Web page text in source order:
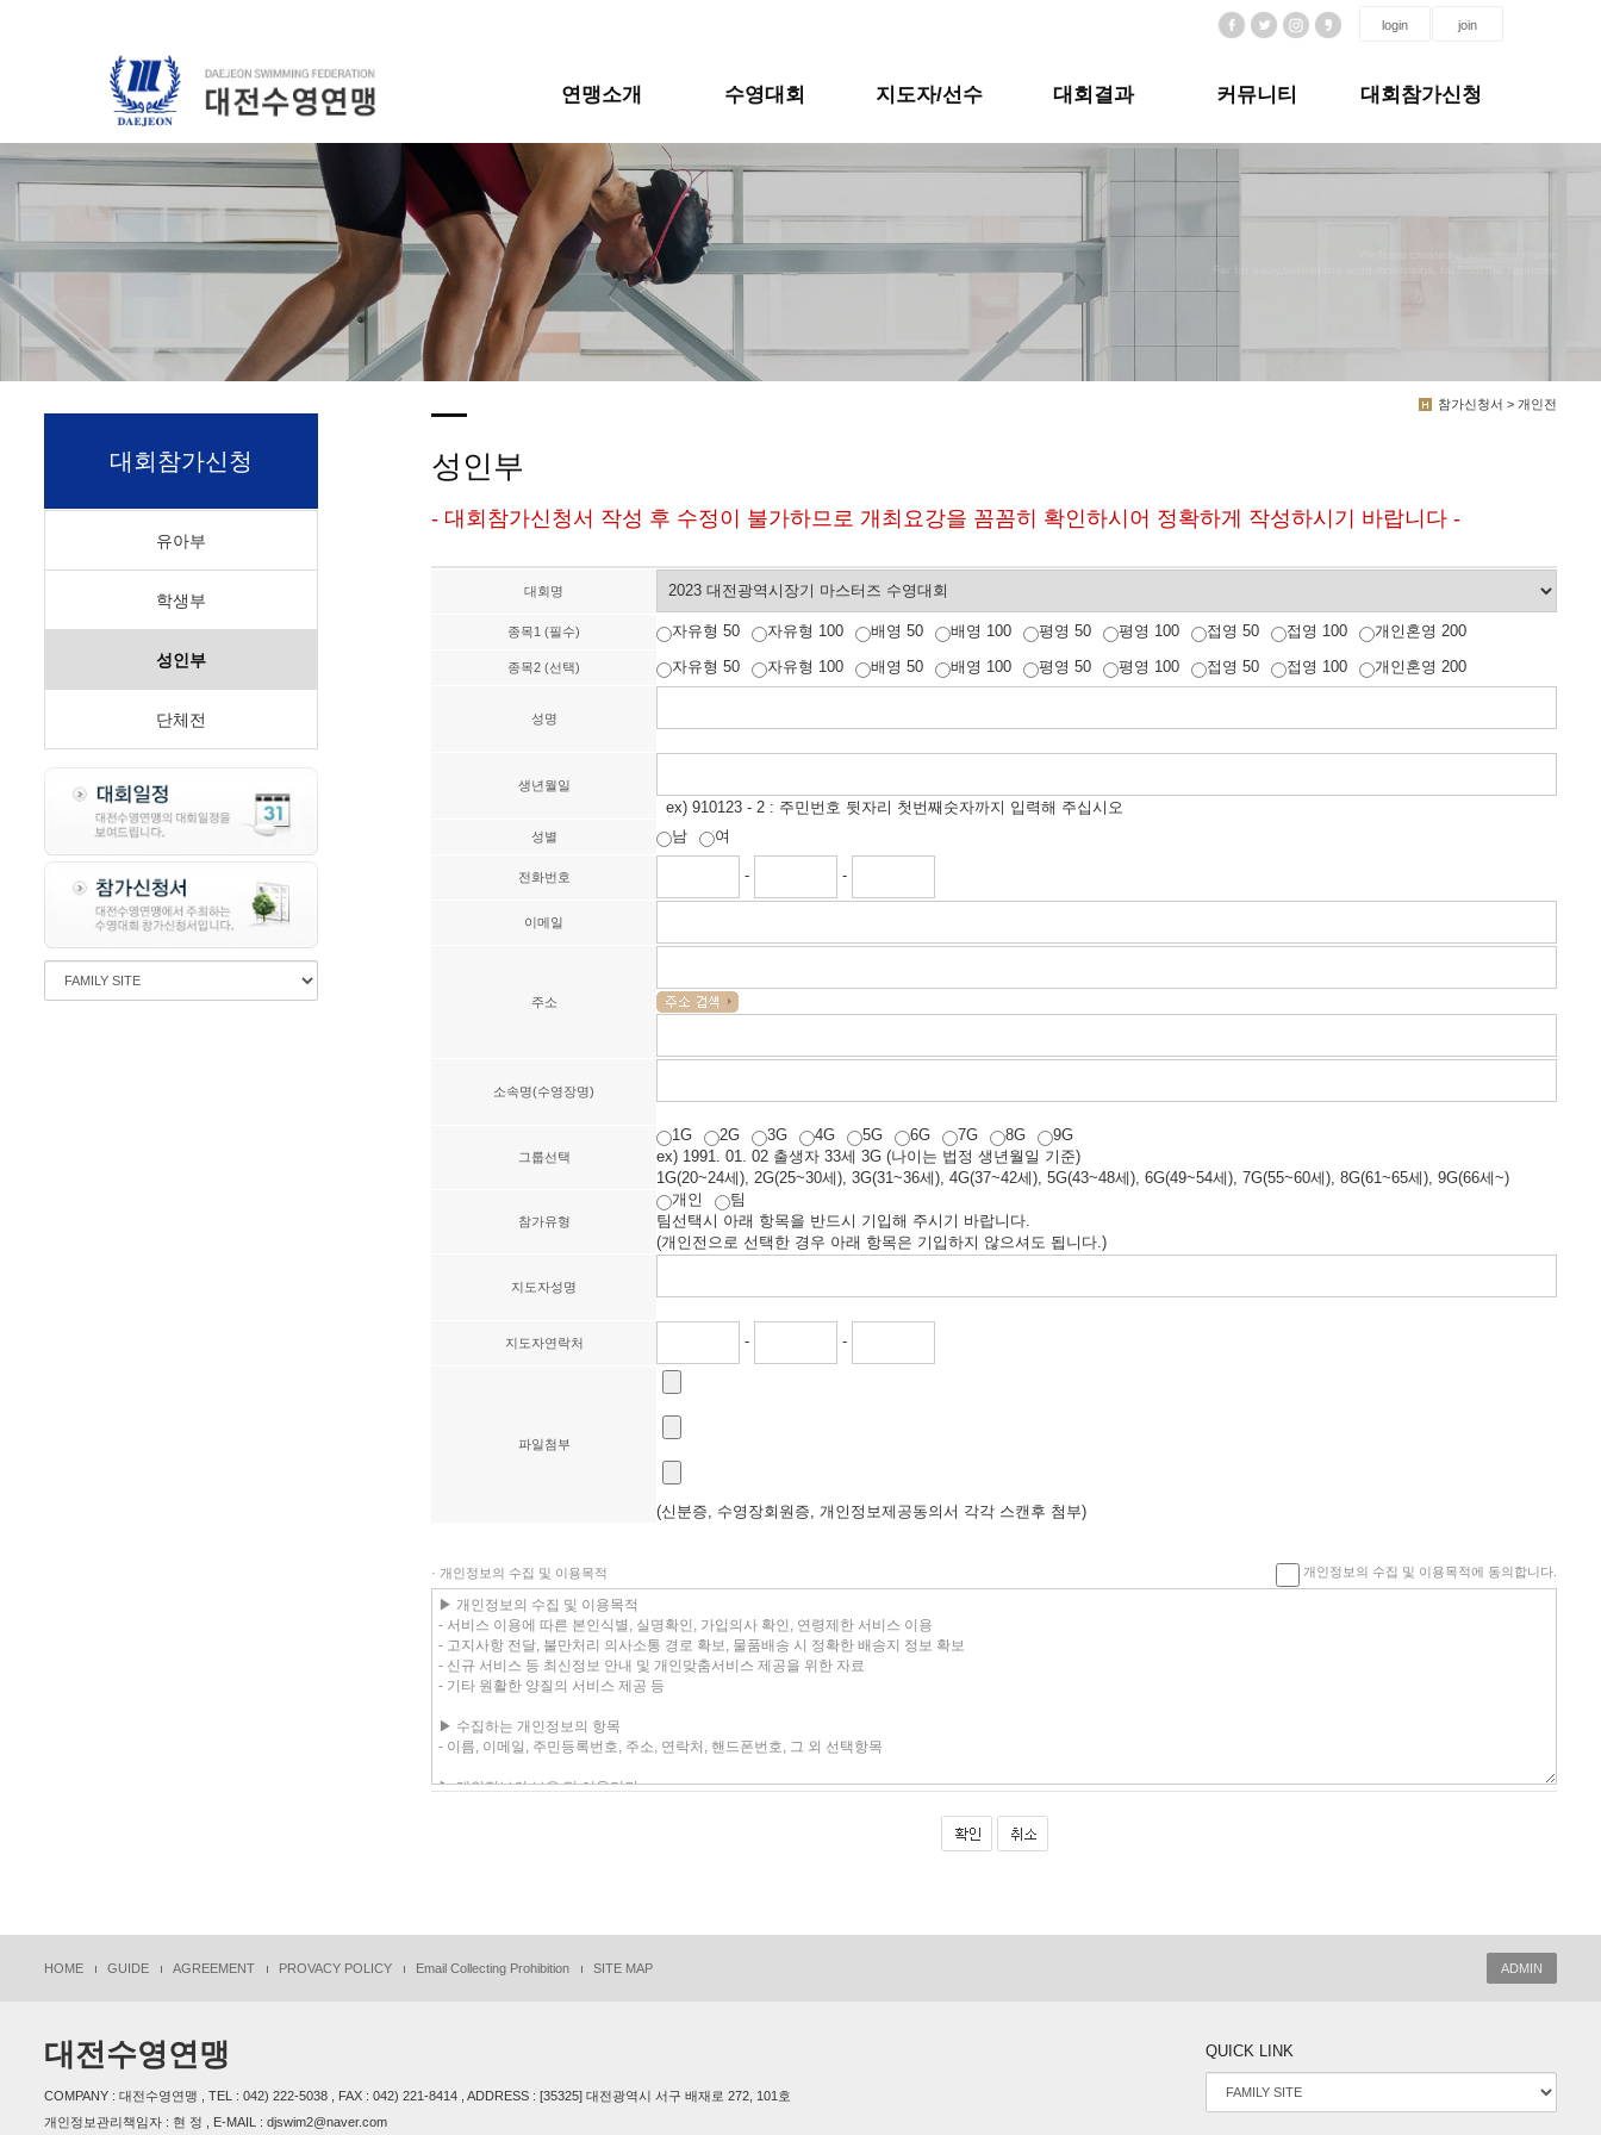
login join
연맹소개 수영대회 지도자/선수 대회결과 커뮤니티 대회참가신청
참가신청서 > 개인전
대회참가신청
유아부
학생부
성인부
단체전
성인부
- 대회참가신청서 작성 후 수정이 불가하므로 개최요강을 꼼꼼히 확인하시어 정확하게 작성하시기 바랍니다 -
대회명
종목1 (필수) 자유형 50 자유형 100 배영 50 배영 100 평영 50 평영 100 접영 50 접영 100 개인혼영 200
종목2 (선택) 자유형 50 자유형 100 배영 50 배영 100 평영 50 평영 100 접영 50 접영 100 개인혼영 200
성명
생년월일
ex) 910123 - 2 : 주민번호 뒷자리 첫번째숫자까지 입력해 주십시오
성별 남 여
전화번호 - -
이메일
주소
소속명(수영장명)
그룹선택
1G 2G 3G 4G 5G 6G 7G 8G
9G
ex) 1991. 01. 02 출생자 33세 3G (나이는 법정 생년월일 기준)
1G(20~24세), 2G(25~30세), 3G(31~36세), 4G(37~42세), 5G(43~48세), 6G(49~54세), 7G(55~60세), 8G(61~65세), 9G(66세~)
참가유형
개인
팀
팀선택시 아래 항목을 반드시 기입해 주시기 바랍니다.
(개인전으로 선택한 경우 아래 항목은 기입하지 않으셔도 됩니다.)
지도자성명
지도자연락처 - -
파일첨부
(신분증, 수영장회원증, 개인정보제공동의서 각각 스캔후 첨부)
· 개인정보의 수집 및 이용목적 개인정보의 수집 및 이용목적에 동의합니다.
HOME GUIDE AGREEMENT PROVACY POLICY Email Collecting Prohibition SITE MAP ADMIN
대전수영연맹
COMPANY : 대전수영연맹 , TEL : 042) 222-5038 , FAX : 042) 221-8414 , ADDRESS : [35325] 대전광역시 서구 배재로 272, 101호
개인정보관리책임자 : 현 정 , E-MAIL : djswim2@naver.com
QUICK LINK